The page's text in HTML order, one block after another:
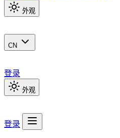
外观
CN
登录
外观
登录